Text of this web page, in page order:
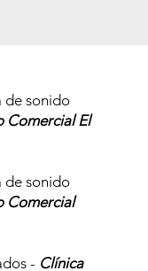
de sonido
Comercial El
de sonido
Comercial
- Clínica